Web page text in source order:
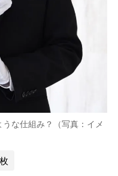
な仕組み？（写真：イメ